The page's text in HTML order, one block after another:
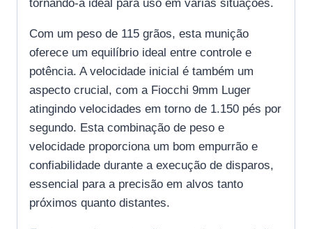
tornando-a ideal para uso em várias situações.
Com um peso de 115 grãos, esta munição
oferece um equilíbrio ideal entre controle e
potência. A velocidade inicial é também um
aspecto crucial, com a Fiocchi 9mm Luger
atingindo velocidades em torno de 1.150 pés por
segundo. Esta combinação de peso e
velocidade proporciona um bom empurrão e
confiabilidade durante a execução de disparos,
essencial para a precisão em alvos tanto
próximos quanto distantes.